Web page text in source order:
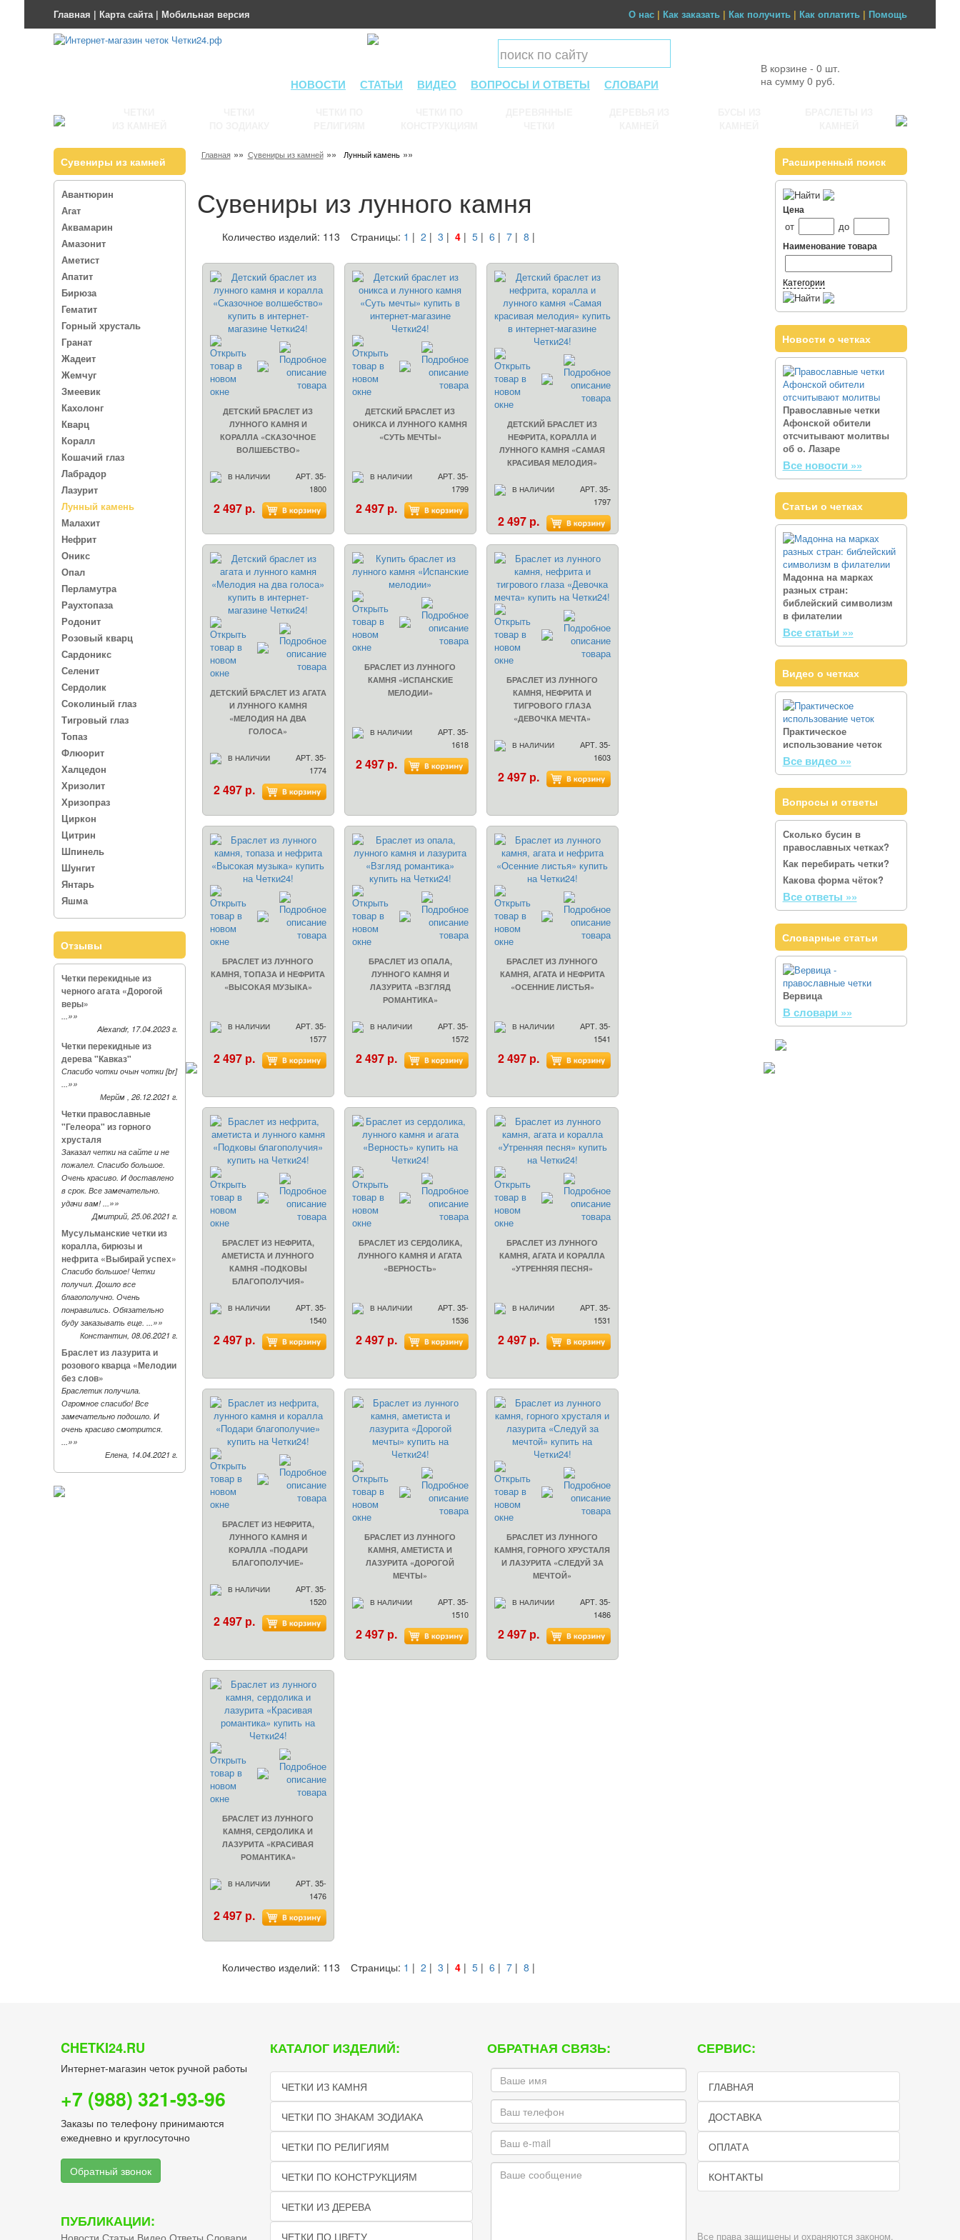
Главная | Карта сайта| Мобильная версия О нас| Как заказать| Как получить| Как оплатить| Помощь
НОВОСТИ СТАТЬИ ВИДЕО ВОПРОСЫ И ОТВЕТЫ СЛОВАРИ
В корзине - 0 шт.
на сумму 0 руб.
Сувениры из камней
Авантюрин
Агат
Аквамарин
Амазонит
Аметист
Апатит
Бирюза
Гематит
Горный хрусталь
Гранат
Жадеит
Жемчуг
Змеевик
Кахолонг
Кварц
Коралл
Кошачий глаз
Лабрадор
Лазурит
Лунный камень
Малахит
Нефрит
Оникс
Опал
Перламутра
Раухтопаза
Родонит
Розовый кварц
Сардоникс
Селенит
Сердолик
Соколиный глаз
Тигровый глаз
Топаз
Флюорит
Халцедон
Хризолит
Хризопраз
Циркон
Цитрин
Шпинель
Шунгит
Янтарь
Яшма
Отзывы
Четки перекидные из
черного агата «Дорогой
веры»
...»»
Alexandr, 17.04.2023 г.
Четки перекидные из
дерева "Кавказ"
Спасибо чотки очын чотки [br]
...»»
Мерйм , 26.12.2021 г.
Четки православные
"Гелеора" из горного
хрусталя
Заказал четки на сайте и не
пожалел. Спасибо большое.
Очень красиво. И доставлено
в срок. Все замечательно.
удачи вам! ...»»
Дмитрий, 25.06.2021 г.
Мусульманские четки из
коралла, бирюзы и
нефрита «Выбирай успех»
Спасибо большое! Четки
получил. Дошло все
благополучно. Очень
понравились. Обязательно
буду заказывать еще. ...»»
Константин, 08.06.2021 г.
Браслет из лазурита и
розового кварца «Мелодии
без слов»
Браслетик получила.
Огромное спасибо! Все
замечательно подошло. И
очень красиво смотрится.
...»»
Елена, 14.04.2021 г.
Главная»» Сувениры из камней»» Лунный камень»»
Сувениры из лунного камня
Количество изделий: 113 Страницы: 1 | 2 | 3 | 4| 5| 6 | 7| 8 |
ДЕТСКИЙ БРАСЛЕТ ИЗ
ЛУННОГО КАМНЯ И
КОРАЛЛА «СКАЗОЧНОЕ
ВОЛШЕБСТВО»
В НАЛИЧИИ
АРТ. 35-
1800
2 497 р.
ДЕТСКИЙ БРАСЛЕТ ИЗ
ОНИКСА И ЛУННОГО КАМНЯ
«СУТЬ МЕЧТЫ»
В НАЛИЧИИ
АРТ. 35-
1799
2 497 р.
ДЕТСКИЙ БРАСЛЕТ ИЗ
НЕФРИТА, КОРАЛЛА И
ЛУННОГО КАМНЯ «САМАЯ
КРАСИВАЯ МЕЛОДИЯ»
В НАЛИЧИИ
АРТ. 35-
1797
2 497 р.
ДЕТСКИЙ БРАСЛЕТ ИЗ АГАТА
И ЛУННОГО КАМНЯ
«МЕЛОДИЯ НА ДВА
ГОЛОСА»
В НАЛИЧИИ
АРТ. 35-
1774
2 497 р.
БРАСЛЕТ ИЗ ЛУННОГО
КАМНЯ «ИСПАНСКИЕ
МЕЛОДИИ»
В НАЛИЧИИ
АРТ. 35-
1618
2 497 р.
БРАСЛЕТ ИЗ ЛУННОГО
КАМНЯ, НЕФРИТА И
ТИГРОВОГО ГЛАЗА
«ДЕВОЧКА МЕЧТА»
В НАЛИЧИИ
АРТ. 35-
1603
2 497 р.
БРАСЛЕТ ИЗ ЛУННОГО
КАМНЯ, ТОПАЗА И НЕФРИТА
«ВЫСОКАЯ МУЗЫКА»
В НАЛИЧИИ
АРТ. 35-
1577
2 497 р.
БРАСЛЕТ ИЗ ОПАЛА,
ЛУННОГО КАМНЯ И
ЛАЗУРИТА «ВЗГЛЯД
РОМАНТИКА»
В НАЛИЧИИ
АРТ. 35-
1572
2 497 р.
БРАСЛЕТ ИЗ ЛУННОГО
КАМНЯ, АГАТА И НЕФРИТА
«ОСЕННИЕ ЛИСТЬЯ»
В НАЛИЧИИ
АРТ. 35-
1541
2 497 р.
БРАСЛЕТ ИЗ НЕФРИТА,
АМЕТИСТА И ЛУННОГО
КАМНЯ «ПОДКОВЫ
БЛАГОПОЛУЧИЯ»
В НАЛИЧИИ
АРТ. 35-
1540
2 497 р.
БРАСЛЕТ ИЗ СЕРДОЛИКА,
ЛУННОГО КАМНЯ И АГАТА
«ВЕРНОСТЬ»
В НАЛИЧИИ
АРТ. 35-
1536
2 497 р.
БРАСЛЕТ ИЗ ЛУННОГО
КАМНЯ, АГАТА И КОРАЛЛА
«УТРЕННЯЯ ПЕСНЯ»
В НАЛИЧИИ
АРТ. 35-
1531
2 497 р.
БРАСЛЕТ ИЗ НЕФРИТА,
ЛУННОГО КАМНЯ И
КОРАЛЛА «ПОДАРИ
БЛАГОПОЛУЧИЕ»
В НАЛИЧИИ
АРТ. 35-
1520
2 497 р.
БРАСЛЕТ ИЗ ЛУННОГО
КАМНЯ, АМЕТИСТА И
ЛАЗУРИТА «ДОРОГОЙ
МЕЧТЫ»
В НАЛИЧИИ
АРТ. 35-
1510
2 497 р.
БРАСЛЕТ ИЗ ЛУННОГО
КАМНЯ, ГОРНОГО ХРУСТАЛЯ
И ЛАЗУРИТА «СЛЕДУЙ ЗА
МЕЧТОЙ»
В НАЛИЧИИ
АРТ. 35-
1486
2 497 р.
БРАСЛЕТ ИЗ ЛУННОГО
КАМНЯ, СЕРДОЛИКА И
ЛАЗУРИТА «КРАСИВАЯ
РОМАНТИКА»
В НАЛИЧИИ
АРТ. 35-
1476
2 497 р.
Количество изделий: 113 Страницы: 1 | 2 | 3 | 4| 5| 6 | 7| 8 |
Расширенный поиск
Цена
от до
Наименование товара
Категории
Новости о четках
Православные четки
Афонской обители
отсчитывают молитвы
об о. Лазаре
Все новости »»
Статьи о четках
Мадонна на марках
разных стран:
библейский символизм
в филателии
Все статьи »»
Видео о четках
Практическое
использование четок
Все видео »»
Вопросы и ответы
Сколько бусин в
православных четках?
Как перебирать четки?
Какова форма чёток?
Все ответы »»
Словарные статьи
Вервица
В словари »»
CHETKI24.RU
Интернет-магазин четок ручной работы
+7 (988) 321-93-96
Заказы по телефону принимаются
ежедневно и круглосуточно
Обратный звонок
ПУБЛИКАЦИИ:
Новости Статьи Видео Ответы Словари
КАТАЛОГ ИЗДЕЛИЙ:
ЧЕТКИ ИЗ КАМНЯ
ЧЕТКИ ПО ЗНАКАМ ЗОДИАКА
ЧЕТКИ ПО РЕЛИГИЯМ
ЧЕТКИ ПО КОНСТРУКЦИЯМ
ЧЕТКИ ИЗ ДЕРЕВА
ЧЕТКИ ПО ЦВЕТУ
ОБРАТНАЯ СВЯЗЬ: СЕРВИС:
ГЛАВНАЯ
ДОСТАВКА
ОПЛАТА
КОНТАКТЫ
Все права защищены и охраняются законом.